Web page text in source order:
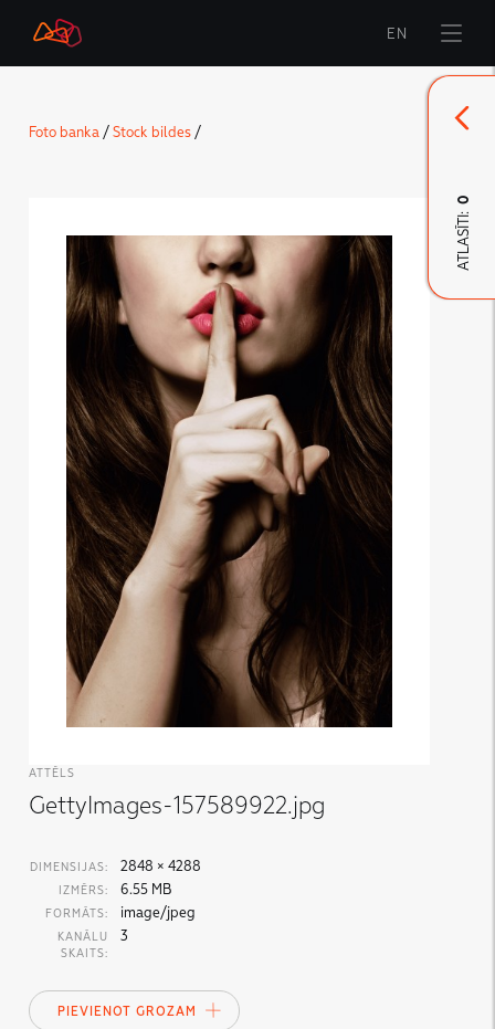
Sākums
LMT Karte
LMT Innovations
LMT Defence
Lejupielāde un jaunumi
Izstrādātie materiāli
EN
Foto banka/Stock bildes/
ATTĒLS
GettyImages-157589922.jpg
DIMENSIJAS: 2848 × 4288
IZMĒRS: 6.55 MB
FORMĀTS: image/jpeg
KANĀLU
SKAITS:
3
PIEVIENOT GROZAM
ATLASĪTI:
0